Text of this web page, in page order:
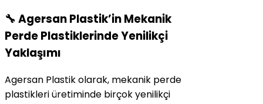
🔧 Agersan Plastik’in Mekanik
Perde Plastiklerinde Yenilikçi
Yaklaşımı
Agersan Plastik olarak, mekanik perde
plastikleri üretiminde birçok yenilikçi